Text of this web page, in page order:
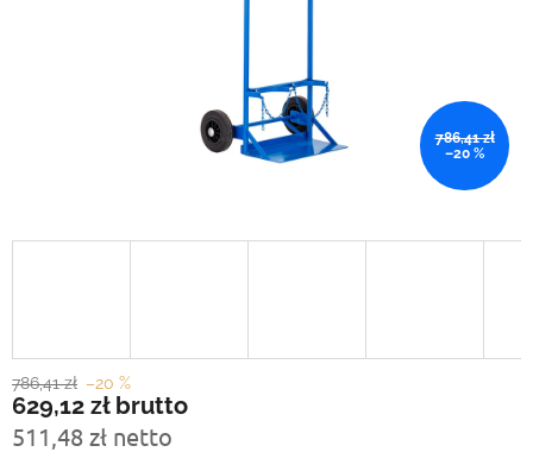
786,41 zł
–20 %
786,41 zł –20 %
629,12 zł brutto
511,48 zł netto